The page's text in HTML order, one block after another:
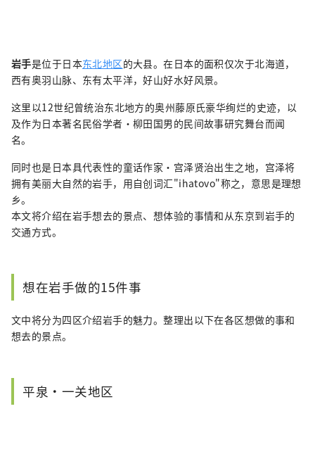
岩手是位于日本东北地区的大县。在日本的面积仅次于北海道，
西有奥羽山脉、东有太平洋，好山好水好风景。
这里以12世纪曾统治东北地方的奥州藤原氏豪华绚烂的史迹，以
及作为日本著名民俗学者・柳田国男的民间故事研究舞台而闻
名。
同时也是日本具代表性的童话作家・宫泽贤治出生之地，宫泽将
拥有美丽大自然的岩手，用自创词汇"ihatovo"称之，意思是理想
乡。
本文将介绍在岩手想去的景点、想体验的事情和从东京到岩手的
交通方式。
想在岩手做的15件事
文中将分为四区介绍岩手的魅力。整理出以下在各区想做的事和
想去的景点。
平泉・一关地区